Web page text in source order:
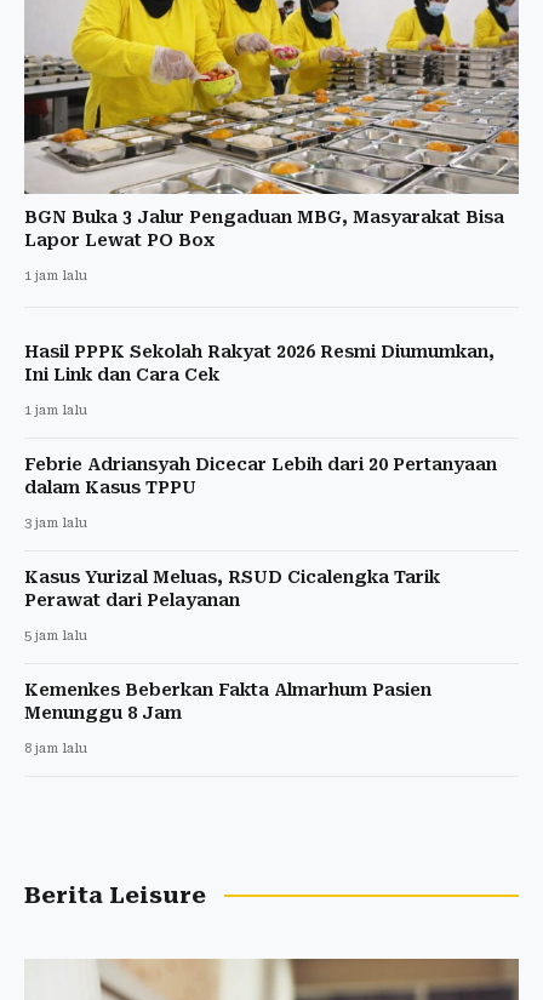
BGN Buka 3 Jalur Pengaduan MBG, Masyarakat Bisa
Lapor Lewat PO Box
1 jam lalu
Hasil PPPK Sekolah Rakyat 2026 Resmi Diumumkan,
Ini Link dan Cara Cek
1 jam lalu
Febrie Adriansyah Dicecar Lebih dari 20 Pertanyaan
dalam Kasus TPPU
3 jam lalu
Kasus Yurizal Meluas, RSUD Cicalengka Tarik
Perawat dari Pelayanan
5 jam lalu
Kemenkes Beberkan Fakta Almarhum Pasien
Menunggu 8 Jam
8 jam lalu
Berita Leisure